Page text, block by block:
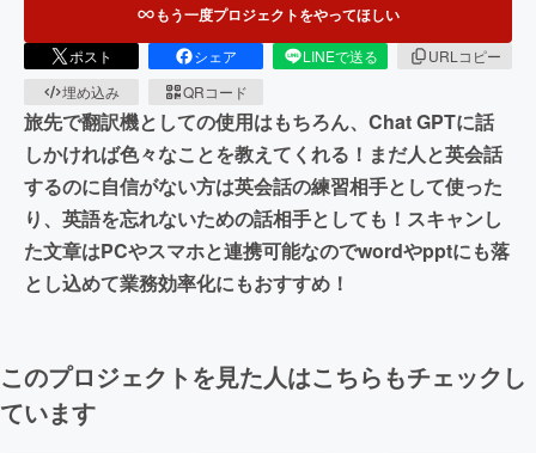
もう一度プロジェクトをやってほしい
ポスト シェア LINEで送る
URLコピー
埋め込み
QRコード
旅先で翻訳機としての使用はもちろん、Chat GPTに話
しかければ色々なことを教えてくれる！まだ人と英会話
するのに自信がない方は英会話の練習相手として使った
り、英語を忘れないための話相手としても！スキャンし
た文章はPCやスマホと連携可能なのでwordやpptにも落
とし込めて業務効率化にもおすすめ！
このプロジェクトを見た人はこちらもチェックし
ています